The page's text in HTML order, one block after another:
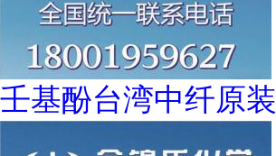
壬基酚台湾中纤原装